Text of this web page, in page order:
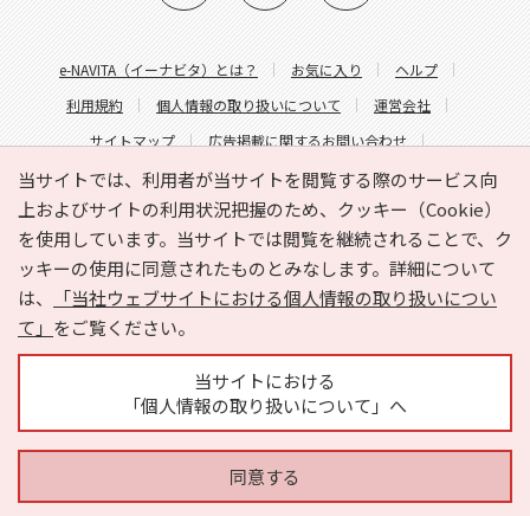
当サイトでは、利用者が当サイトを閲覧する際のサービス向
上およびサイトの利用状況把握のため、クッキー（Cookie）
を使用しています。当サイトでは閲覧を継続されることで、ク
ッキーの使用に同意されたものとみなします。詳細について
は、
「当社ウェブサイトにおける個人情報の取り扱いについ
て」 をご覧ください。
当サイトにおける
「個人情報の取り扱いについて」へ
同意する
e-NAVITA（イーナビタ）とは？ お気に入り
ヘルプ
利用規約
個人情報の取り扱いについて
運営会社
サイトマップ
広告掲載に関するお問い合わせ
サイトの内容に関するお問い合わせ
Copyright © HYOJITO.Co.,Ltd. All Rights Reserved.